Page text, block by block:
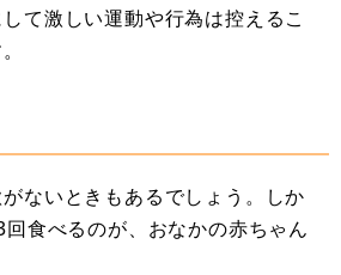
て激しい運動や行為は控えるこ
ないときもあるでしょう。しか
食べるのが、おなかの赤ちゃん